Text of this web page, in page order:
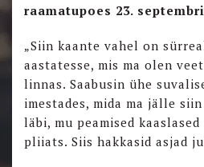
raamatupoes 23.
„Siin kaante vahel on
aastatesse, mis ma olen
linnas. Saabusin ühe
imestades, mida ma jälle
läbi, mu peamised
pliiats. Siis hakkasid asjad